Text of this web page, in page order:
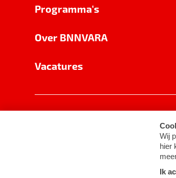
Programma's
Over BNNVARA
Vacatures
Cookie-instellingen